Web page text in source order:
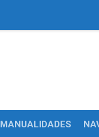
MANUALIDADES